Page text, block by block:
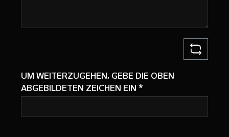
UM WEITERZUGEHEN, GEBE DIE OBEN
ABGEBILDETEN ZEICHEN EIN *